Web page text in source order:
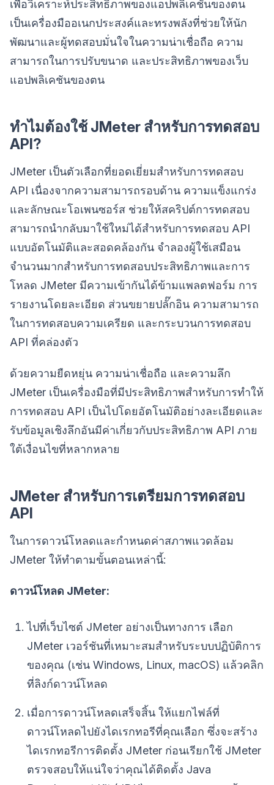
เพื่อวิเคราะห์ประสิทธิภาพของแอปพลิเคชันของตน
เป็นเครื่องมืออเนกประสงค์และทรงพลังที่ช่วยให้นัก
พัฒนาและผู้ทดสอบมั่นใจในความน่าเชื่อถือ ความ
สามารถในการปรับขนาด และประสิทธิภาพของเว็บ
แอปพลิเคชันของตน
ทำไมต้องใช้ JMeter สำหรับการทดสอบ
API?
JMeter เป็นตัวเลือกที่ยอดเยี่ยมสำหรับการทดสอบ
API เนื่องจากความสามารถรอบด้าน ความแข็งแกร่ง
และลักษณะโอเพนซอร์ส ช่วยให้สคริปต์การทดสอบ
สามารถนำกลับมาใช้ใหม่ได้สำหรับการทดสอบ API
แบบอัตโนมัติและสอดคล้องกัน จำลองผู้ใช้เสมือน
จำนวนมากสำหรับการทดสอบประสิทธิภาพและการ
โหลด JMeter มีความเข้ากันได้ข้ามแพลตฟอร์ม การ
รายงานโดยละเอียด ส่วนขยายปลั๊กอิน ความสามารถ
ในการทดสอบความเครียด และกระบวนการทดสอบ
API ที่คล่องตัว
ด้วยความยืดหยุ่น ความน่าเชื่อถือ และความลึก
JMeter เป็นเครื่องมือที่มีประสิทธิภาพสำหรับการทำให้
การทดสอบ API เป็นไปโดยอัตโนมัติอย่างละเอียดและ
รับข้อมูลเชิงลึกอันมีค่าเกี่ยวกับประสิทธิภาพ API ภาย
ใต้เงื่อนไขที่หลากหลาย
JMeter สำหรับการเตรียมการทดสอบ
API
ในการดาวน์โหลดและกำหนดค่าสภาพแวดล้อม
JMeter ให้ทำตามขั้นตอนเหล่านี้:
ดาวน์โหลด JMeter:
ไปที่เว็บไซต์ JMeter อย่างเป็นทางการ เลือก
JMeter เวอร์ชันที่เหมาะสมสำหรับระบบปฏิบัติการ
ของคุณ (เช่น Windows, Linux, macOS) แล้วคลิก
ที่ลิงก์ดาวน์โหลด
เมื่อการดาวน์โหลดเสร็จสิ้น ให้แยกไฟล์ที่
ดาวน์โหลดไปยังไดเรกทอรีที่คุณเลือก ซึ่งจะสร้าง
ไดเรกทอรีการติดตั้ง JMeter ก่อนเรียกใช้ JMeter
ตรวจสอบให้แน่ใจว่าคุณได้ติดตั้ง Java